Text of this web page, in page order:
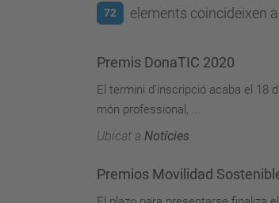
72 elements coincideixen
Premis DonaTIC 2020
El termini d'inscripció acaba el 18
món professional, ...
Ubicat a Notícies
Premios Movilidad